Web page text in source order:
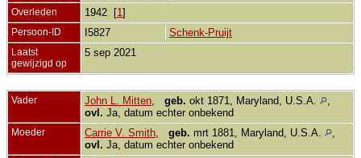
Overleden 1942 [1]
Persoon-ID I5827 Schenk-Pruijt
Laatst
gewijzigd op
5 sep 2021
Vader John L. Mitten, geb. okt 1871, Maryland, U.S.A.
,
ovl. Ja, datum echter onbekend
Moeder Carrie V. Smith, geb. mrt 1881, Maryland, U.S.A.
,
ovl. Ja, datum echter onbekend